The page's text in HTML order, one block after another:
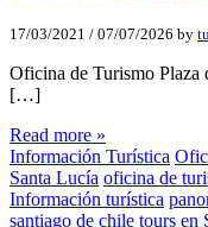
17/03/2021 / 07/07/2026 by
Oficina de Turismo Plaza
[…]
Read more »
Información Turística
Santa Lucía oficina de
Información turí­stica
santiago de chile tours en